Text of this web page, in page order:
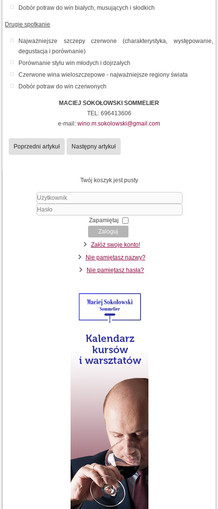
Dobór potraw do win białych, musujących i słodkich
Drugie spotkanie
Najważniejsze szczepy czerwone (charakterystyka, występowanie,
degustacja i porównanie)
Porównanie stylu win młodych i dojrzałych
Czerwone wina wieloszczepowe - najważniejsze regiony świata
Dobór potraw do win czerwonych
MACIEJ SOKOŁOWSKI SOMMELIER
TEL: 696413606
e-mail: wino.m.sokolowski@gmail.com
Poprzedni artykuł Następny artykuł
Twój koszyk jest pusty
Zapamiętaj
Zaloguj
Załóż swoje konto!
Nie pamiętasz nazwy?
Nie pamiętasz hasła?